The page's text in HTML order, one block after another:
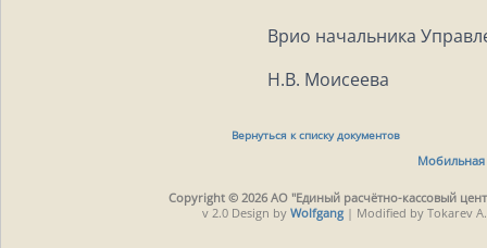
Врио начальника
Н.В. Моисеева
Вернуться к списку документов
Мобильная
Copyright © 2026 АО "Единый расчётно-кассовый
v 2.0 Design by Wolfgang | Modified by Tokarev